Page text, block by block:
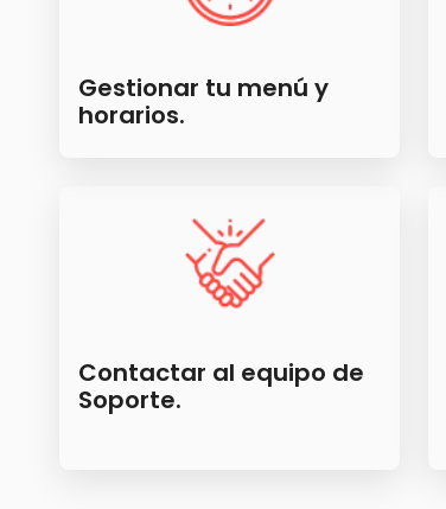
Gestionar tu menú y
horarios.
Contactar al equipo de
Soporte.